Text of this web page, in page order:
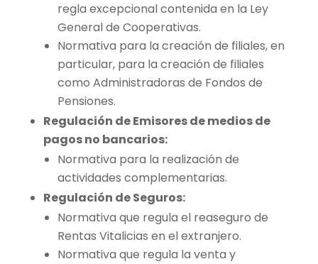
regla excepcional contenida en la Ley
General de Cooperativas.
Normativa para la creación de filiales, en
particular, para la creación de filiales
como Administradoras de Fondos de
Pensiones.
Regulación de Emisores de medios de
pagos no bancarios:
Normativa para la realización de
actividades complementarias.
Regulación de Seguros:
Normativa que regula el reaseguro de
Rentas Vitalicias en el extranjero.
Normativa que regula la venta y